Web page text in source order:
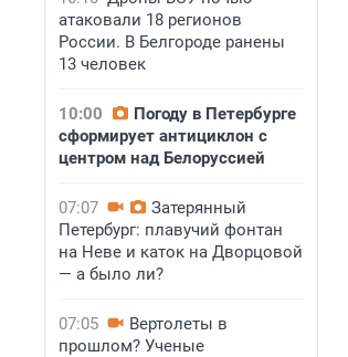
атаковали 18 регионов
России. В Белгороде ранены
13 человек
10:00
Погоду в Петербурге
сформирует антициклон с
центром над Белоруссией
07:07
Затерянный
Петербург: плавучий фонтан
на Неве и каток на Дворцовой
— а было ли?
07:05
Вертолеты в
прошлом? Ученые